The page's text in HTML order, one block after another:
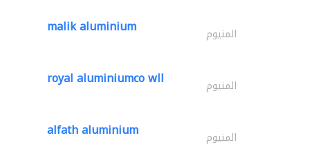
malik aluminium المنيوم
royal aluminiumco wll المنيوم
alfath aluminium المنيوم